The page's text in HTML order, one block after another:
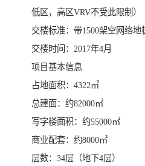
低区，高区VRV不受此限制）
交楼标准：带1500架空网络
交楼时间：2017年4月
项目基本信息
占地面积：4322㎡
总建面：约82000㎡
写字楼面积：约55000㎡
商业配套：约8000㎡
层数：34层（地下4层）